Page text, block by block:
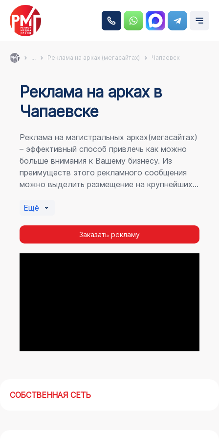
... Реклама на арках (мегасайтах) Чапаевск
Реклама на аркаx в
Чапаевске
Реклама на магистральных арках(мегасайтах)
– эффективный способ привлечь как можно
больше внимания к Вашему бизнесу. Из
преимуществ этого рекламного сообщения
можно выделить размещение на крупнейших
пешеходному потоку расположение в прямой
повторных контактов.
Реклама на арках(мегасайтах) в Чапаевске –
Ещё
Заказать рекламу
СОБСТВЕННАЯ СЕТЬ